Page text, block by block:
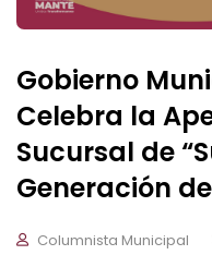
Gobierno
Celebra la
Sucursal de
Generación
Columnista Municipal